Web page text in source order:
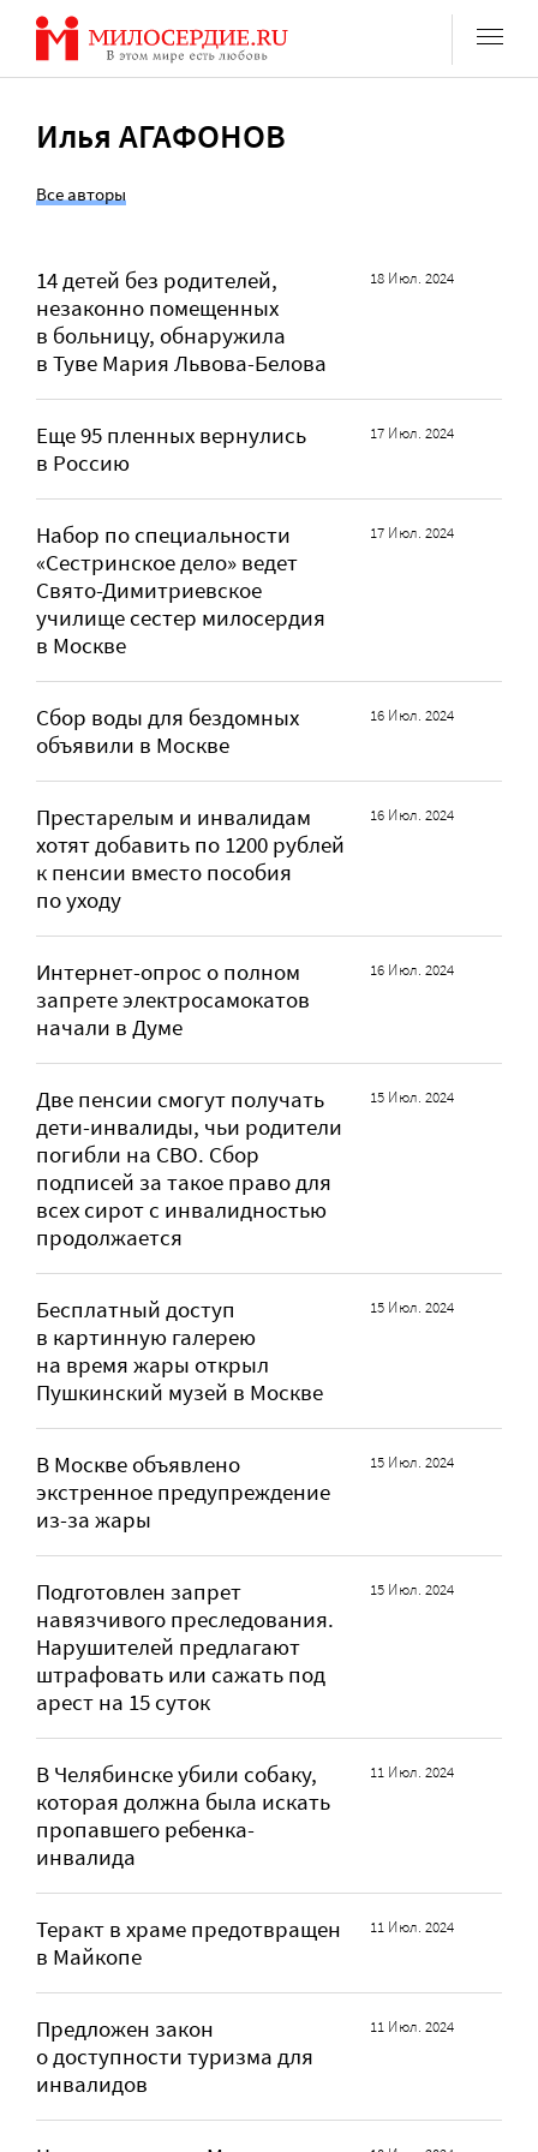
Перейти
содержанию
Илья АГАФОНОВ
Все авторы
14 детей без родителей,
незаконно помещенных
в больницу, обнаружила
в Туве Мария Львова-Белова
18 Июл. 2024
Еще 95 пленных вернулись
в Россию
17 Июл. 2024
Набор по специальности
«Сестринское дело» ведет
Свято-Димитриевское
училище сестер милосердия
в Москве
17 Июл. 2024
Сбор воды для бездомных
объявили в Москве
16 Июл. 2024
Престарелым и инвалидам
хотят добавить по 1200 рублей
к пенсии вместо пособия
по уходу
16 Июл. 2024
Интернет-опрос о полном
запрете электросамокатов
начали в Думе
16 Июл. 2024
Две пенсии смогут получать
дети-инвалиды, чьи родители
погибли на СВО. Сбор
подписей за такое право для
всех сирот с инвалидностью
продолжается
15 Июл. 2024
Бесплатный доступ
в картинную галерею
на время жары открыл
Пушкинский музей в Москве
15 Июл. 2024
В Москве объявлено
экстренное предупреждение
из-за жары
15 Июл. 2024
Подготовлен запрет
навязчивого преследования.
Нарушителей предлагают
штрафовать или сажать под
арест на 15 суток
15 Июл. 2024
В Челябинске убили собаку,
которая должна была искать
пропавшего ребенка-
инвалида
11 Июл. 2024
Теракт в храме предотвращен
в Майкопе
11 Июл. 2024
Предложен закон
о доступности туризма для
инвалидов
11 Июл. 2024